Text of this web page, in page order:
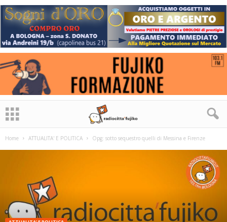
Home ATTUALITA' E POLITICA Opg: sotto sequestro quelli di Messina e Firenze